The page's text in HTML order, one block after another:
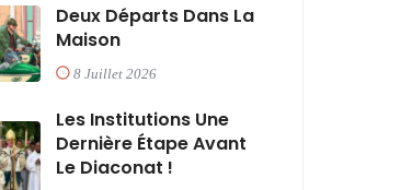
Deux Départs Dans La
Maison
8 Juillet 2026
Les Institutions Une
Dernière Étape Avant
Le Diaconat !